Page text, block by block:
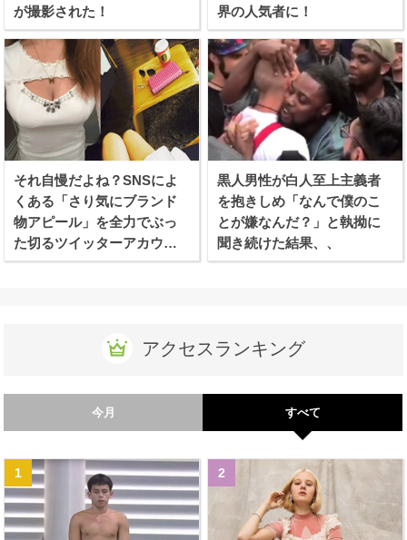
が撮影された！
界の人気者に！
それ自慢だよね？SNSによ
くある「さり気にブランド
物アピール」を全力でぶっ
た切るツイッターアカウン
トが話題に！
黒人男性が白人至上主義者
を抱きしめ「なんで僕のこ
とが嫌なんだ？」と執拗に
聞き続けた結果、、
アクセスランキング
今月 すべて